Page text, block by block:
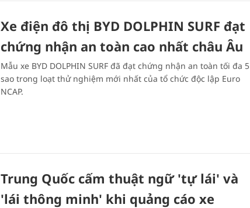
Xe điện đô thị BYD DOLPHIN SURF đạt
chứng nhận an toàn cao nhất châu Âu
Mẫu xe BYD DOLPHIN SURF đã đạt chứng nhận an toàn tối đa 5
sao trong loạt thử nghiệm mới nhất của tổ chức độc lập Euro
NCAP.
Trung Quốc cấm thuật ngữ 'tự lái' và
'lái thông minh' khi quảng cáo xe